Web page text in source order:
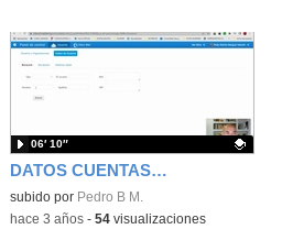
DATOS CUENTAS EDUCAMADRID Y GENERACIÓN CONTRASEÑAS
Contenido educativo.
subido por Pedro B M.
06′ 10″
-hace 3 años- 54visualizaciones